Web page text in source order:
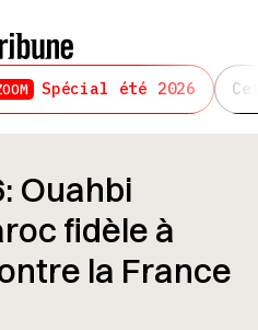
Spécial été 2026
Ouahbi
fidèle à
la France